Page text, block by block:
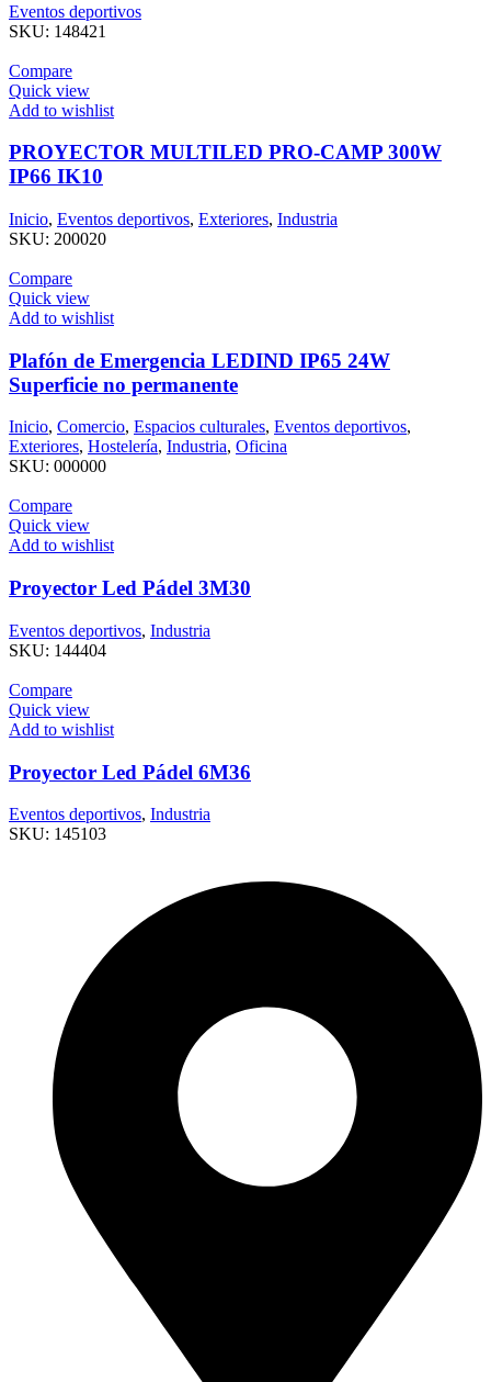
Eventos deportivos
SKU: 148421
Compare
Quick view
Add to wishlist
PROYECTOR MULTILED PRO-CAMP 300W
IP66 IK10
Inicio, Eventos deportivos, Exteriores, Industria
SKU: 200020
Compare
Quick view
Add to wishlist
Plafón de Emergencia LEDIND IP65 24W
Superficie no permanente
Inicio, Comercio, Espacios culturales, Eventos deportivos,
Exteriores, Hostelería, Industria, Oficina
SKU: 000000
Compare
Quick view
Add to wishlist
Proyector Led Pádel 3M30
Eventos deportivos, Industria
SKU: 144404
Compare
Quick view
Add to wishlist
Proyector Led Pádel 6M36
Eventos deportivos, Industria
SKU: 145103